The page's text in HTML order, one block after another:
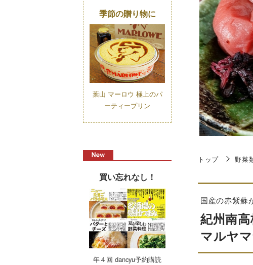
トップ 野菜
国産の赤紫蘇
紀州南
マルヤ
季節の贈り物に
葉山 マーロウ 極上のパ
ーティープリン
買い忘れなし！
年４回 dancyu予約購読